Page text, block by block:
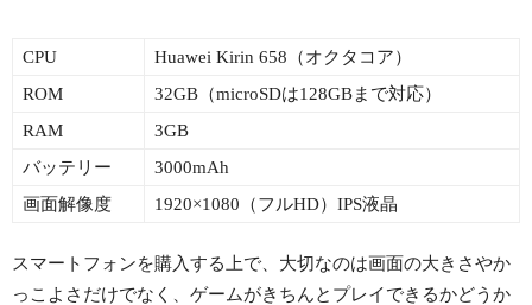
CPU
Huawei Kirin 658（オクタコア）
ROM
32GB（microSDは128GBまで対応）
RAM
3GB
バッテリー
3000mAh
画面解像度
1920×1080（フルHD）IPS液晶
スマートフォンを購入する上で、大切なのは画面の大きさやか
っこよさだけでなく、ゲームがきちんとプレイできるかどうか